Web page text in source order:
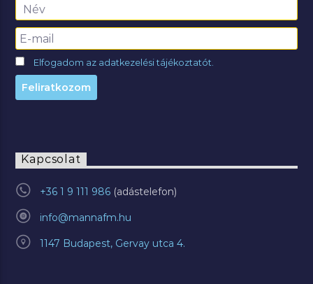
Elfogadom az adatkezelési tájékoztatót.
Kapcsolat
+36 1 9 111 986
info@mannafm.hu
1147 Budapest, Gervay utca 4.